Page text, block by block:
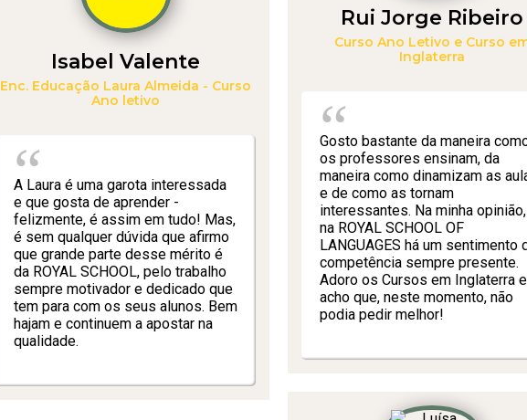
Isabel Valente
Enc. Educação Laura Almeida - Curso
Ano letivo
A Laura é uma garota interessada
e que gosta de aprender -
felizmente, é assim em tudo! Mas,
é sem qualquer dúvida que afirmo
que grande parte desse mérito é
da ROYAL SCHOOL, pelo trabalho
sempre motivador e dedicado que
tem para com os seus alunos. Bem
hajam e continuem a apostar na
qualidade.
Rui Jorge Ribeiro
Curso Ano Letivo e Curso
Inglaterra
Gosto bastante da maneira
os professores ensinam, da
maneira como dinamizam as
e de como as tornam
interessantes. Na minha opinião,
na ROYAL SCHOOL OF
LANGUAGES há um sentimento
competência sempre presente.
Adoro os Cursos em Inglaterra e
acho que, neste momento, não
podia pedir melhor!